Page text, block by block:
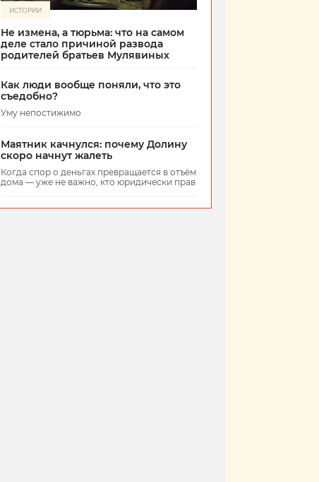
ИСТОРИИ
Не измена, а тюрьма: что на самом
деле стало причиной развода
родителей братьев Мулявиных
Как люди вообще поняли, что это
съедобно?
Уму непостижимо
Маятник качнулся: почему Долину
скоро начнут жалеть
Когда спор о деньгах превращается в отъём
дома — уже не важно, кто юридически прав